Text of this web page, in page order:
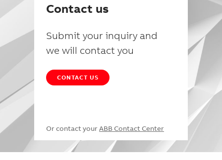
Contact us
Submit your inquiry and
we will contact you
CONTACT US
Or contact your ABB Contact Center